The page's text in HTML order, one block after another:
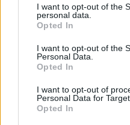
I want to opt-out of the
personal data.
Opted In
I want to opt-out of the
Personal Data.
Opted In
I want to opt-out of
Personal Data for
Opted In
προστασία της
ρεσβερατρόλη. Ωστόσο,
του Χάρβαρντ.
Η υπερβολική